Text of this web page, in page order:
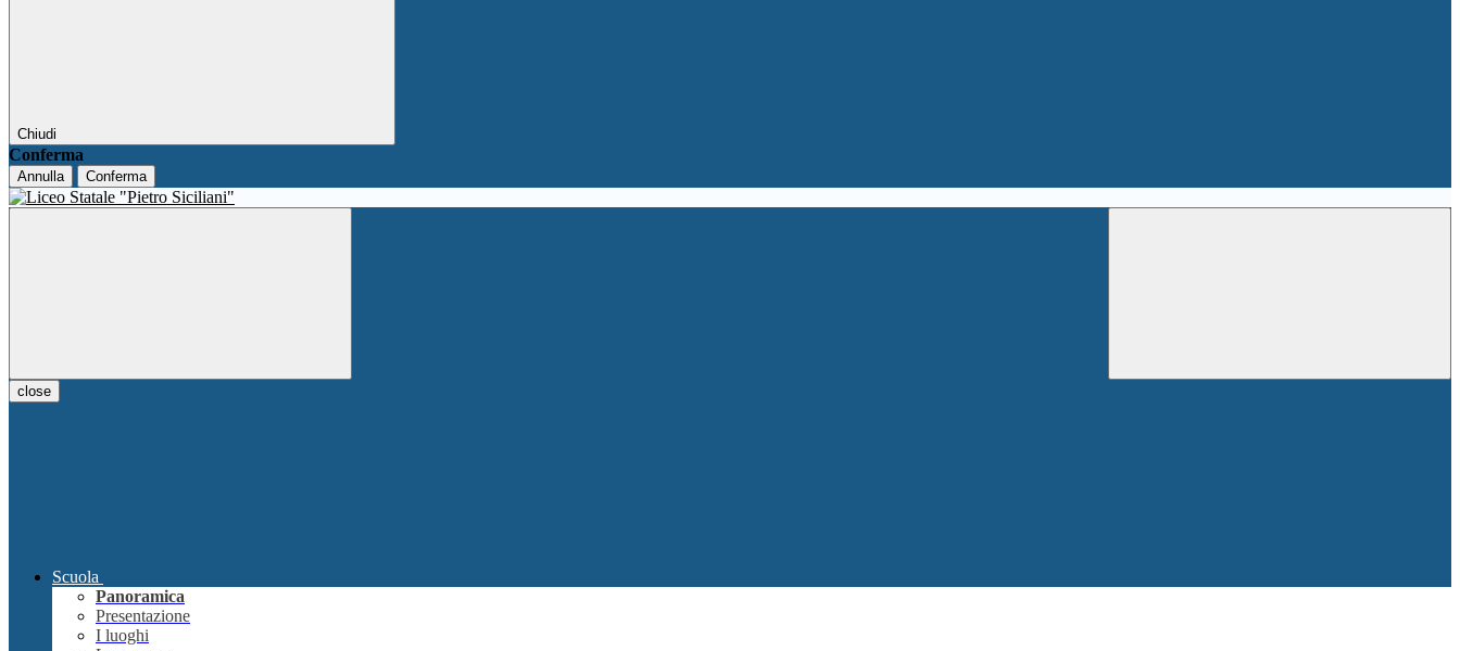
Chiudi
Conferma
Annulla Conferma
close
Scuola
Panoramica
Presentazione
I luoghi